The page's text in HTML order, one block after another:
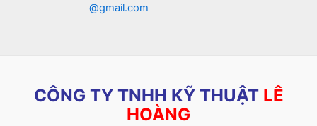
@gmail.com
CÔNG TY TNHH KỸ THUẬT LÊ
HOÀNG